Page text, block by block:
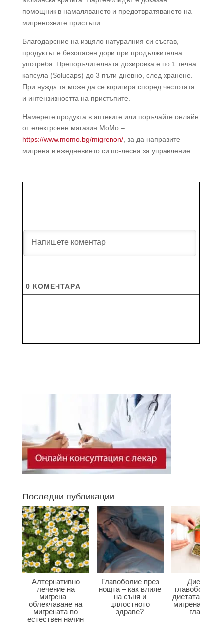
помощник в намаляването и предотвратяването на
мигренозните пристъпи.
Благодарение на изцяло натуралния си състав,
продуктът е безопасен дори при продължителна
употреба. Препоръчителната дозировка е по 1 течна
капсула (Solucaps) до 3 пъти дневно, след хранене.
При нужда тя може да се коригира според честотата
и интензивността на пристъпите.
Намерете продукта в аптеките или поръчайте онлайн
от електронен магазин MoMo –
https://www.momo.bg/migrenon/, за да направите
мигрена в ежедневието си по-лесна за управление.
0 КОМЕНТАРA
Последни публикации
Алтернативно
лечение на
мигрена –
облекчаване на
мигрената по
естествен начин
Главоболие през
нощта – как влияе
на съня и
цялостното
здраве?
Диета при
главоболие –
диетата
мигрена и
главата?